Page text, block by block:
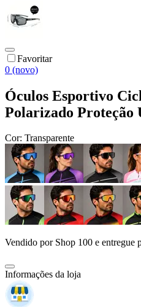
Favoritar
0 (novo)
Óculos Esportivo
Polarizado
Cor: Transparente
Vendido por Shop 100 e entregue
Informações da loja